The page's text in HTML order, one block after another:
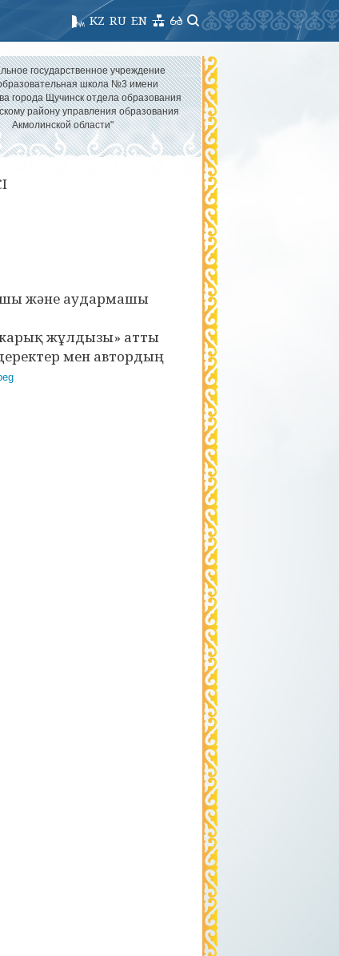
EN
RU
KZ
государственное учреждение
школа №3 имени
города Щучинск отдела образования
району управления образования
Акмолинской области"
және аудармашы
жұлдызы» атты
мен автордың